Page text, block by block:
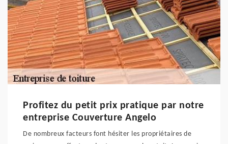
Profitez du petit prix pratique par notre
entreprise Couverture Angelo
De nombreux facteurs font hésiter les propriétaires de